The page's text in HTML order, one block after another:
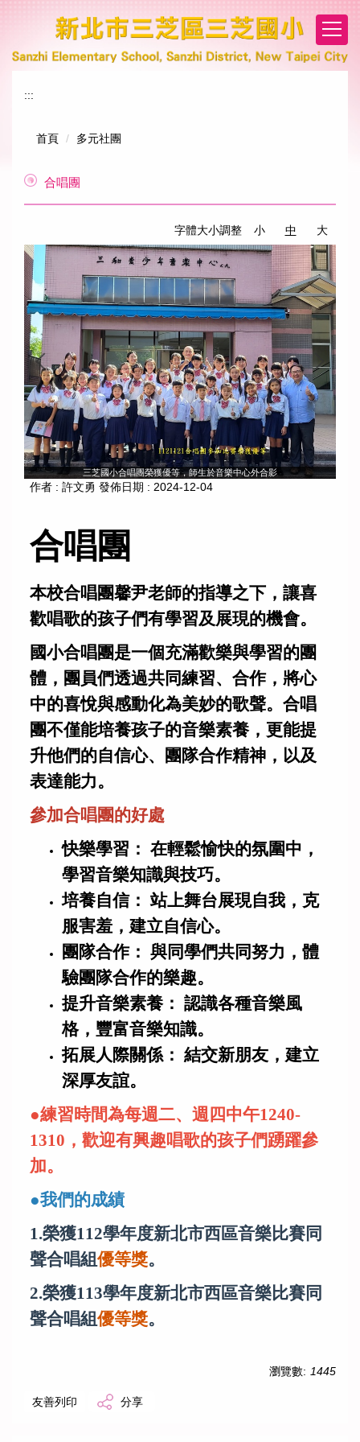
要
:::
首頁 多元社團
合唱團
字體大小調整 小 中 大
三芝國小合唱團榮獲優等，師生於音樂中心外合影
作者 : 許文勇 發佈日期 : 2024-12-04
合唱團
本校合唱團馨尹老師的指導之下，讓喜
歡唱歌的孩子們有學習及展現的機會。
國小合唱團是一個充滿歡樂與學習的團
體，團員們透過共同練習、合作，將心
中的喜悅與感動化為美妙的歌聲。合唱
團不僅能培養孩子的音樂素養，更能提
升他們的自信心、團隊合作精神，以及
表達能力。
參加合唱團的好處
快樂學習： 在輕鬆愉快的氛圍中，
學習音樂知識與技巧。
培養自信： 站上舞台展現自我，克
服害羞，建立自信心。
團隊合作： 與同學們共同努力，體
驗團隊合作的樂趣。
提升音樂素養： 認識各種音樂風
格，豐富音樂知識。
拓展人際關係： 結交新朋友，建立
深厚友誼。
●練習時間為每週二、週四中午1240-
1310，歡迎有興趣唱歌的孩子們踴躍參
加。
●我們的成績
1.榮獲112學年度新北市西區音樂比賽同
聲合唱組優等獎。
2.榮獲113學年度新北市西區音樂比賽同
聲合唱組優等獎。
瀏覽數: 1445
友善列印 分享